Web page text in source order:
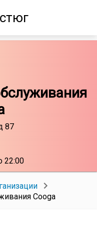
87
22:00
Cooga